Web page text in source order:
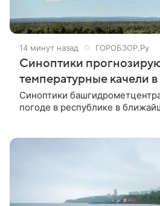
14 минут назад ГОРОБЗОР.Ру
Синоптики
температурные качели
Синоптики
погоде в республике в